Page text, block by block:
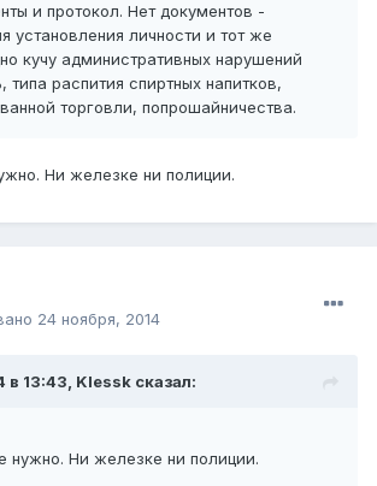
и протокол. Нет документов -
установления личности и тот же
кучу административных нарушений
распития спиртных напитков,
торговли, попрошайничества.
Ни железке ни полиции.
24 ноября, 2014
в 13:43, Klessk сказал:
нужно. Ни железке ни полиции.